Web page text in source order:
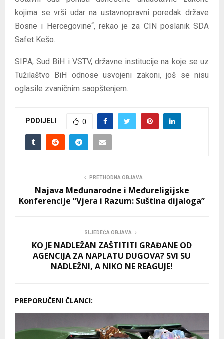
kojima se vrši udar na ustavnopravni poredak države
Bosne i Hercegovine“, rekao je za CIN poslanik SDA
Safet Kešo.
SIPA, Sud BiH i VSTV, državne institucije na koje se uz
Tužilaštvo BiH odnose usvojeni zakoni, još se nisu
oglasile zvaničnim saopštenjem.
PODIJELI 0
PRETHODNA OBJAVA
Najava Međunarodne i Međureligijske
Konferencije “Vjera i Razum: Suština dijaloga”
SLJEDEĆA OBJAVA
KO JE NADLEŽAN ZAŠTITITI GRAĐANE OD
AGENCIJA ZA NAPLATU DUGOVA? SVI SU
NADLEŽNI, A NIKO NE REAGUJE!
PREPORUČENI ČLANCI: